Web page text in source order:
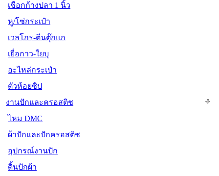
เชือกก้างปลา 1 นิ้ว
หู/โซ่กระเป๋า
เวลโกร-ตีนตุ๊กแก
เยื่อกาว-ใยบุ
อะไหล่กระเป๋า
ตัวห้อยซิป
งานปักและครอสติช
ไหม DMC
ผ้าปักและปักครอสติช
อุปกรณ์งานปัก
ดิ้นปักผ้า